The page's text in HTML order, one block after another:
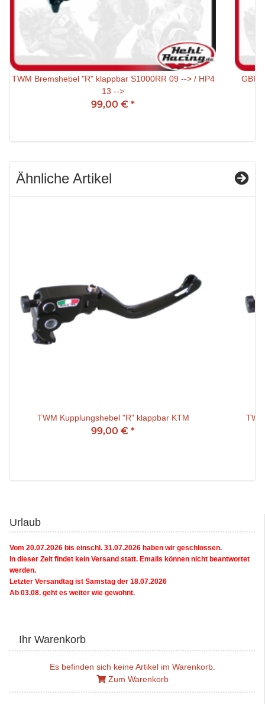
TWM Bremshebel "R" klappbar S1000RR 09 --> / HP4
13 -->
99,00 € *
Ähnliche Artikel
TWM Kupplungshebel "R" klappbar KTM
99,00 € *
Urlaub
Vom 20.07.2026 bis einschl. 31.07.2026 haben wir geschlossen.
In dieser Zeit findet kein Versand statt. Emails können nicht beantwortet
werden.
Letzter Versandtag ist Samstag der 18.07.2026
Ab 03.08. geht es weiter wie gewohnt.
Ihr Warenkorb
Es befinden sich keine Artikel im Warenkorb.
Zum Warenkorb